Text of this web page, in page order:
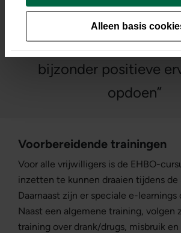
Alleen basis
“We willen vooral dat
bijzonder positieve
opdoen”
Voorbereidende trainingen
Voor alle vrijwilligers is de EHBO-
inzetten te kunnen draaien tijdens de
Daarnaast zijn er speciale e-
Naast een algemene training, volgen
training over drank/drugs, misbruik